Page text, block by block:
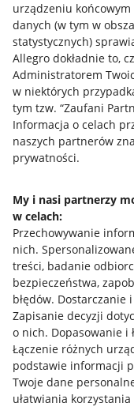
urządzeniu
danych (w tym w
statystycznych)
Allegro dokładnie to,
Administratorem
w niektórych
tym tzw. “Zaufani
Informacja o celach
naszych partnerów
prywatności.
My i nasi partnerzy
w celach:
Przechowywanie
nich.
treści, badanie
bezpieczeństwa,
błędów. Dostarczanie
Zapisanie decyzji
o nich. Dopasowanie i
Łączenie różnych
podstawie informacji
Twoje dane
ułatwiania
Przydatne
Jak to działa
Allegro Gadane dla
Allegro Gadane dla
Mapa miejscowości
Informacje prawne
Regulamin
Polityka plików
Ustawienia plików